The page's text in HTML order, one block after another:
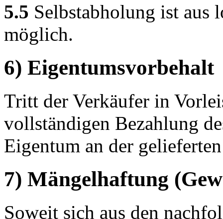
5.5 Selbstabholung ist aus
möglich.
6) Eigentumsvorbehalt
Tritt der Verkäufer in
vollständigen Bezahlung
Eigentum an der
7) Mängelhaftung
Soweit sich aus den